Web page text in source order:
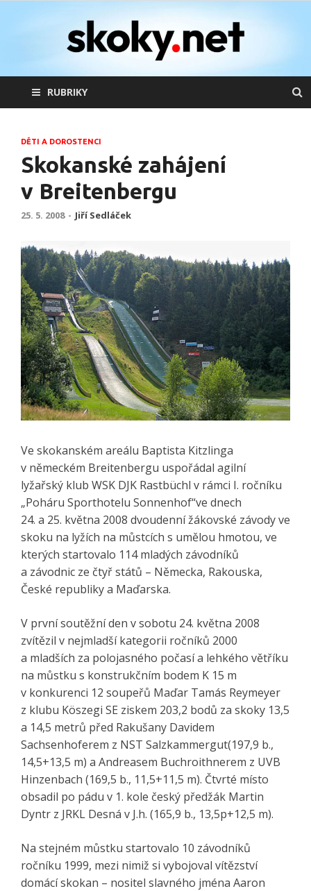
skoky.net
skoky na lyžích
RUBRIKY
DĚTI A DOROSTENCI
Skokanské zahájení
v Breitenbergu
25. 5. 2008 - Jiří Sedláček
Ve skokanském areálu Baptista Kitzlinga
v německém Breitenbergu uspořádal agilní
lyžařský klub WSK DJK Rastbüchl v rámci I. ročníku
„Poháru Sporthotelu Sonnenhof“ve dnech
24. a 25. května 2008 dvoudenní žákovské závody ve
skoku na lyžích na můstcích s umělou hmotou, ve
kterých startovalo 114 mladých závodníků
a závodnic ze čtyř států – Německa, Rakouska,
České republiky a Maďarska.
V první soutěžní den v sobotu 24. května 2008
zvítězil v nejmladší kategorii ročníků 2000
a mladších za polojasného počasí a lehkého větříku
na můstku s konstrukčním bodem K 15 m
v konkurenci 12 soupeřů Maďar Tamás Reymeyer
z klubu Köszegi SE ziskem 203,2 bodů za skoky 13,5
a 14,5 metrů před Rakušany Davidem
Sachsenhoferem z NST Salzkammergut(197,9 b.,
14,5+13,5 m) a Andreasem Buchroithnerem z UVB
Hinzenbach (169,5 b., 11,5+11,5 m). Čtvrté místo
obsadil po pádu v 1. kole český předžák Martin
Dyntr z JRKL Desná v J.h. (165,9 b., 13,5p+12,5 m).
Na stejném můstku startovalo 10 závodníků
ročníku 1999, mezi nimiž si vybojoval vítězství
domácí skokan – nositel slavného jména Aaron